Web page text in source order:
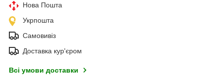
Нова Пошта
Укрпошта
Самовивіз
Доставка кур'єром
Всі умови доставки